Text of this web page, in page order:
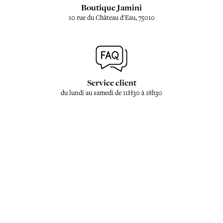
Boutique Jamini
10 rue du Château d'Eau, 75010
Service client
du lundi au samedi de 11H30 à 18h30